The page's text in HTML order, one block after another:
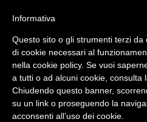
Informativa
Questo sito o gli strumenti terzi
di cookie necessari al
nella cookie policy. Se vuoi
a tutti o ad alcuni cookie, consulta
Chiudendo questo banner,
su un link o proseguendo la
acconsenti all’uso dei cookie.